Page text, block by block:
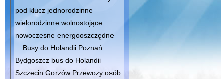
pod klucz jednorodzinne
wielorodzinne wolnostojące
nowoczesne energooszczędne
Busy do Holandii Poznań
Bydgoszcz bus do Holandii
Szczecin Gorzów Przewozy osób